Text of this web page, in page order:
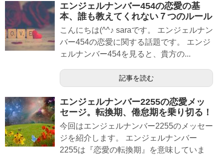
エンジェルナンバー454の恋愛の基
本、誰も教えてくれない７つのルール
こんにちは(^^♪ saraです。 エンジェルナン
バー454の恋愛に関する話題です。 エンジ
ェルナンバー454を見ると、貴方の...
記事を読む
エンジェルナンバー2255の恋愛メッ
セージ。転換期、倦怠期を乗り切る！
今回はエンジェルナンバー2255のメッセー
ジを紹介します。 エンジェルナンバー
2255は『恋愛の転換期』を意味していま